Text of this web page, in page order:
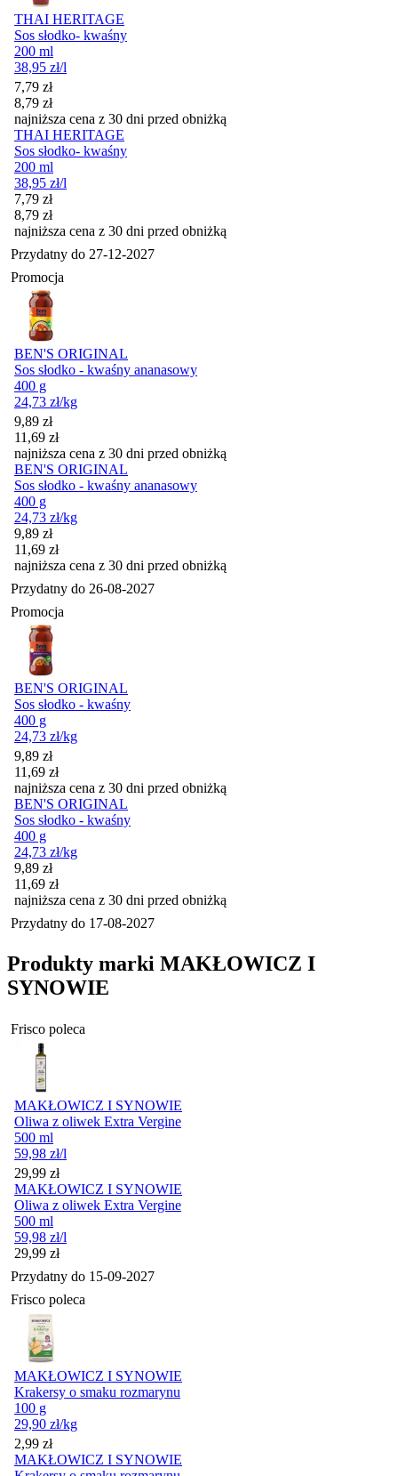
THAI HERITAGE
Sos słodko- kwaśny
200 ml
38,95 zł/l
Cena promocyjna
7,79 zł
8,79 zł
najniższa cena z 30 dni przed obniżką
THAI HERITAGE
Sos słodko- kwaśny
200 ml
38,95 zł/l
Cena promocyjna
7,79 zł
8,79 zł
najniższa cena z 30 dni przed obniżką
Przydatny do 27-12-2027
Promocja
BEN'S ORIGINAL
Sos słodko - kwaśny ananasowy
400 g
24,73 zł/kg
Cena promocyjna
9,89 zł
11,69 zł
najniższa cena z 30 dni przed obniżką
BEN'S ORIGINAL
Sos słodko - kwaśny ananasowy
400 g
24,73 zł/kg
Cena promocyjna
9,89 zł
11,69 zł
najniższa cena z 30 dni przed obniżką
Przydatny do 26-08-2027
Promocja
BEN'S ORIGINAL
Sos słodko - kwaśny
400 g
24,73 zł/kg
Cena promocyjna
9,89 zł
11,69 zł
najniższa cena z 30 dni przed obniżką
BEN'S ORIGINAL
Sos słodko - kwaśny
400 g
24,73 zł/kg
Cena promocyjna
9,89 zł
11,69 zł
najniższa cena z 30 dni przed obniżką
Przydatny do 17-08-2027
Produkty marki MAKŁOWICZ I
SYNOWIE
Frisco poleca
MAKŁOWICZ I SYNOWIE
Oliwa z oliwek Extra Vergine
500 ml
59,98 zł/l
Cena
29,99 zł
MAKŁOWICZ I SYNOWIE
Oliwa z oliwek Extra Vergine
500 ml
59,98 zł/l
Cena
29,99 zł
Przydatny do 15-09-2027
Frisco poleca
MAKŁOWICZ I SYNOWIE
Krakersy o smaku rozmarynu
100 g
29,90 zł/kg
Cena
2,99 zł
MAKŁOWICZ I SYNOWIE